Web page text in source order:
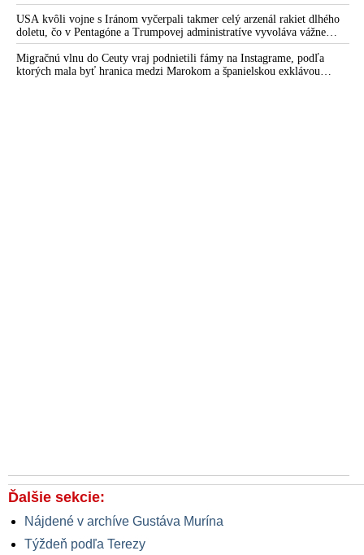
USA kvôli vojne s Iránom vyčerpali takmer celý arzenál rakiet dlhého
doletu, čo v Pentagóne a Trumpovej administratíve vyvoláva vážne
obavy o bojaschopnosť americkej armády v prípade vypuknutia
konfliktu s Čínou alebo Ruskom
Migračnú vlnu do Ceuty vraj podnietili fámy na Instagrame, podľa
ktorých mala byť hranica medzi Marokom a španielskou exklávou
Ďalšie sekcie:
Nájdené v archíve Gustáva Murína
Týždeň podľa Terezy